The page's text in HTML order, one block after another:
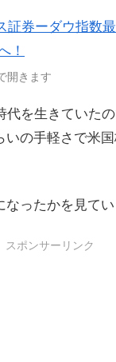
証券ーダウ指数
！
開きます
代を生きていた
いの手軽さで米
ったかを見てい
スポンサーリンク